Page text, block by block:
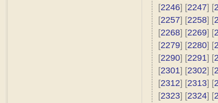
[2246] [2247] [
[2257] [2258] [
[2268] [2269] [
[2279] [2280] [
[2290] [2291] [
[2301] [2302] [
[2312] [2313] [
[2323] [2324] [